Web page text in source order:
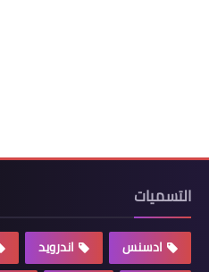
التسميات
ادسنس اندرويد